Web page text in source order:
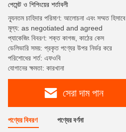
পেমেন্ট ও শিপিংয়ের শর্তাবলী
ন্যূনতম চাহিদার পরিমাণ: আলোচনা এবং সম্মত হিসাবে
মূল্য: as negotiated and agreed
প্যাকেজিং বিবরণ: শক্ত কাগজ, কাঠের কেস
ডেলিভারি সময়: প্রকৃত পণ্যের উপর নির্ভর করে
পরিশোধের শর্ত: এফওবি
যোগানের ক্ষমতা: কারখানা
সেরা দাম পান
পণ্যের বিবরণ পণ্যের বর্ণনা